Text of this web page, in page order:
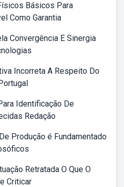
Básicos Para
Como Garantia
Convergência E Sinergia
Incorreta A Respeito Do
Identificação De
Redação
Produção é Fundamentado
Retratada O Que O
Criticar